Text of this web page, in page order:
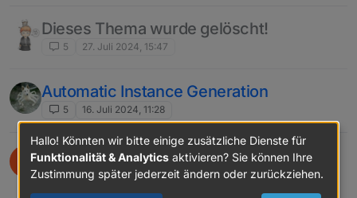
Dieses Thema wurde gelöscht!
5 27. Juli 2024, 15:47
Automatic Instance Generation
5 16. Juli 2024, 11:28
A eCharts Y-axis scaling
echarts
4
25. Mai 2024, 07:38
Hallo! Könnten wir bitte einige zusätzliche Dienste für
Funktionalität & Analytics aktivieren? Sie können Ihre
Zustimmung später jederzeit ändern oder zurückziehen.